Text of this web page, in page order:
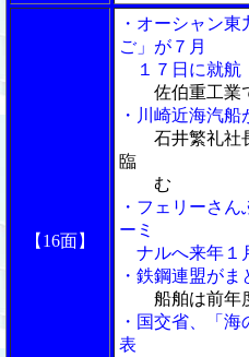
【16面】
・オーシャン
ご」が７月
１７日に就航
佐伯重工業
・川崎近海汽
石井繁礼社
臨
む
・フェリーさ
ーミ
ナルへ来年１
・鉄鋼連盟が
船舶は前年
・国交省、「
表